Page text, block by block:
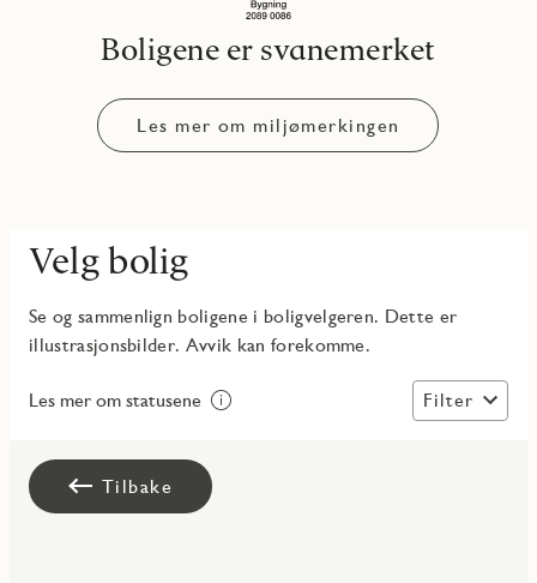
Boligene er svanemerket
Les mer om miljømerkingen
Velg bolig
Se og sammenlign boligene i boligvelgeren. Dette er
illustrasjonsbilder. Avvik kan forekomme.
Les mer om statusene Filter
Tilbake